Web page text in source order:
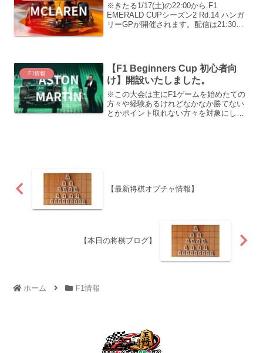
※きたる1/17(土)の22:00から.F1
EMERALD CUPシーズン2 Rd.14 ハンガ
リーGPが開催されます。配信は21:30か
F1情報
【F1 Beginners Cup 初心者向
け】開設いたしました。
※この大会は主にF1ゲームを始めたての
方々や経験あるけれどなかなか勝てない
とかポイント取れない方々を対象にした
【最新将棋オプチャ情報】
【本日の将棋ブログ】
ホーム F1情報